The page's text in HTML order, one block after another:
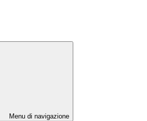
Menu di navigazione